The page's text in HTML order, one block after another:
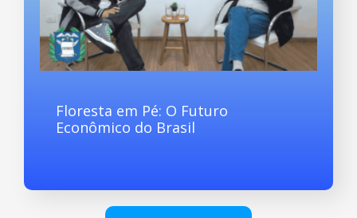
Floresta em Pé: O Futuro
Econômico do Brasil